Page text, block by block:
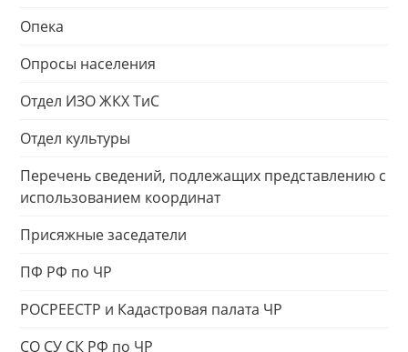
Опека
Опросы населения
Отдел ИЗО ЖКХ ТиС
Отдел культуры
Перечень сведений, подлежащих представлению с
использованием координат
Присяжные заседатели
ПФ РФ по ЧР
РОСРЕЕСТР и Кадастровая палата ЧР
СО СУ СК РФ по ЧР